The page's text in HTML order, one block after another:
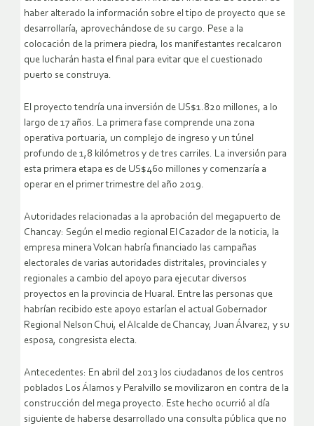
haber alterado la información sobre el tipo de proyecto que se
desarrollaría, aprovechándose de su cargo. Pese a la
colocación de la primera piedra, los manifestantes recalcaron
que lucharán hasta el final para evitar que el cuestionado
puerto se construya.
El proyecto tendría una inversión de US$1.820 millones, a lo
largo de 17 años. La primera fase comprende una zona
operativa portuaria, un complejo de ingreso y un túnel
profundo de 1,8 kilómetros y de tres carriles. La inversión para
esta primera etapa es de US$460 millones y comenzaría a
operar en el primer trimestre del año 2019.
Autoridades relacionadas a la aprobación del megapuerto de
Chancay: Según el medio regional El Cazador de la noticia, la
empresa minera Volcan habría financiado las campañas
electorales de varias autoridades distritales, provinciales y
regionales a cambio del apoyo para ejecutar diversos
proyectos en la provincia de Huaral. Entre las personas que
habrían recibido este apoyo estarían el actual Gobernador
Regional Nelson Chui, el Alcalde de Chancay, Juan Álvarez, y su
esposa, congresista electa.
Antecedentes: En abril del 2013 los ciudadanos de los centros
poblados Los Álamos y Peralvillo se movilizaron en contra de la
construcción del mega proyecto. Este hecho ocurrió al día
siguiente de haberse desarrollado una consulta pública que no